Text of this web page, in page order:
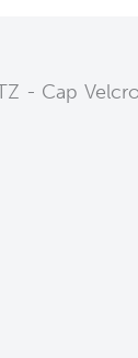
- Cap